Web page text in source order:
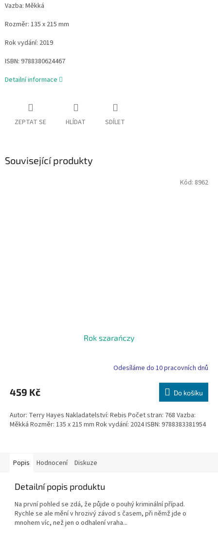
Vazba: Měkká
Rozměr: 135 x 215 mm
Rok vydání: 2019
ISBN: 9788380624467
Detailní informace
ZEPTAT SE HLÍDAT SDÍLET
Související produkty
Rok szarańczy
Odesíláme do 10 pracovních dnů
459 Kč Do košíku
Autor: Terry Hayes Nakladatelství: Rebis Počet stran: 768 Vazba:
Měkká Rozměr: 135 x 215 mm Rok vydání: 2024 ISBN: 9788383381954
Kód: 8962
Popis Hodnocení Diskuze
Detailní popis produktu
Na první pohled se zdá, že půjde o pouhý kriminální případ.
Rychle se ale mění v hrozivý závod s časem, při němž jde o
mnohem víc, než jen o odhalení vraha...